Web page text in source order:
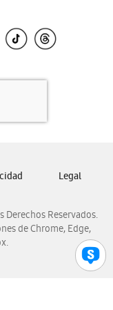
Reservados.
de Chrome, Edge,
Legal